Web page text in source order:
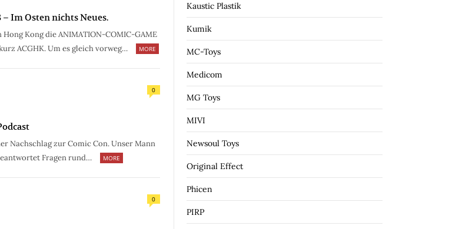
– Im Osten nichts Neues.
Hong Kong die ANIMATION-COMIC-GAME
ACGHK. Um es gleich vorweg…
MORE
0
Nachschlag zur Comic Con. Unser Mann
Fragen rund…
MORE
0
Kaustic Plastik
Kumik
MC-Toys
Medicom
MG Toys
MIVI
Newsoul Toys
Original Effect
Phicen
PIRP